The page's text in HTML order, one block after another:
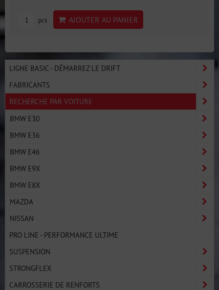
pcs AJOUTER AU PANIER
LIGNE BASIC - DÉMARREZ LE DRIFT
FABRICANTS
RECHERCHE PAR VOITURE
BMW E30
BMW E36
BMW E46
BMW E9X
BMW E8X
MAZDA
NISSAN
PRO LINE - PERFORMANCE ULTIME
SUSPENSION
STRONGFLEX
CARROSSERIE DE RENFORTS